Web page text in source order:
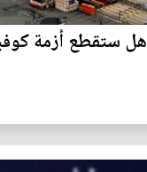
هل ستقطع أزمة